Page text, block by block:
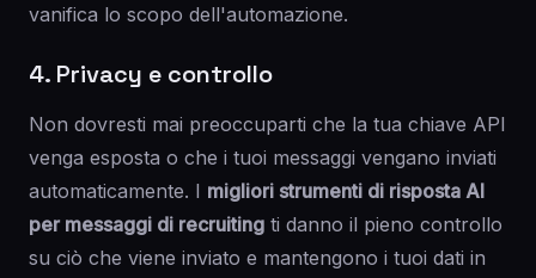
vanifica lo scopo dell'automazione.
4. Privacy e controllo
Non dovresti mai preoccuparti che la tua chiave API
venga esposta o che i tuoi messaggi vengano inviati
automaticamente. I migliori strumenti di risposta AI
per messaggi di recruiting ti danno il pieno controllo
su ciò che viene inviato e mantengono i tuoi dati in